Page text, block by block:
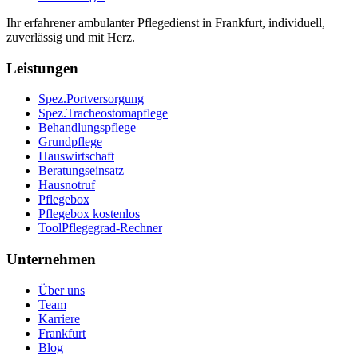
Ihr erfahrener ambulanter Pflegedienst in Frankfurt, individuell,
zuverlässig und mit Herz.
Leistungen
Spez.Portversorgung
Spez.Tracheostomapflege
Behandlungspflege
Grundpflege
Hauswirtschaft
Beratungseinsatz
Hausnotruf
Pflegebox
Pflegebox kostenlos
ToolPflegegrad-Rechner
Unternehmen
Über uns
Team
Karriere
Frankfurt
Blog